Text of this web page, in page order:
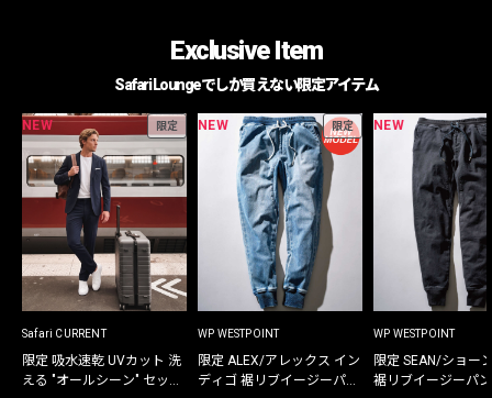
Exclusive Item
Safari Loungeでしか買えない限定アイテム
NEW 限定
Safari CURRENT
限定 吸水速乾 UVカット 洗
える "オールシーン" セット
NEW 限定
WP WESTPOINT
限定 ALEX/アレックス イン
ディゴ 裾リブイージーパン
NEW
WP WESTPOINT
限定 SEAN/ショー
裾リブイージーパ